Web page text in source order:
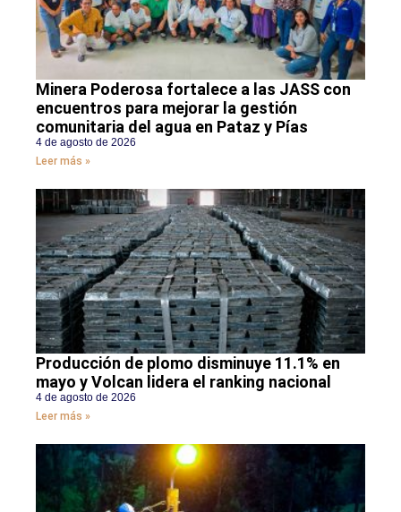
Minera Poderosa fortalece a las JASS con
encuentros para mejorar la gestión
comunitaria del agua en Pataz y Pías
4 de agosto de 2026
Leer más »
Producción de plomo disminuye 11.1% en
mayo y Volcan lidera el ranking nacional
4 de agosto de 2026
Leer más »